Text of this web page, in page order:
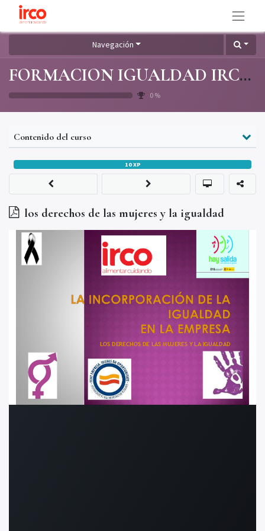
Navegación
FORMACION IGUALDAD IRCO SL 2025-26
0 %
Contenido del curso
los derechos de las mujeres y la igualdad
10XP